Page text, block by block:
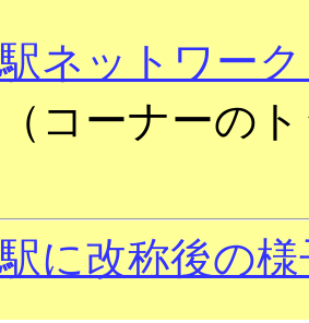
駅ネットワー
（コーナーの
に改称後の様